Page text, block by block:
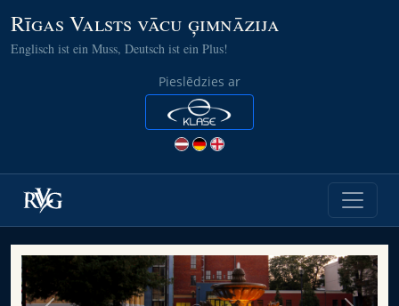
Rīgas Valsts vācu ģimnāzija
Englisch ist ein Muss, Deutsch ist ein Plus!
Pieslēdzies ar